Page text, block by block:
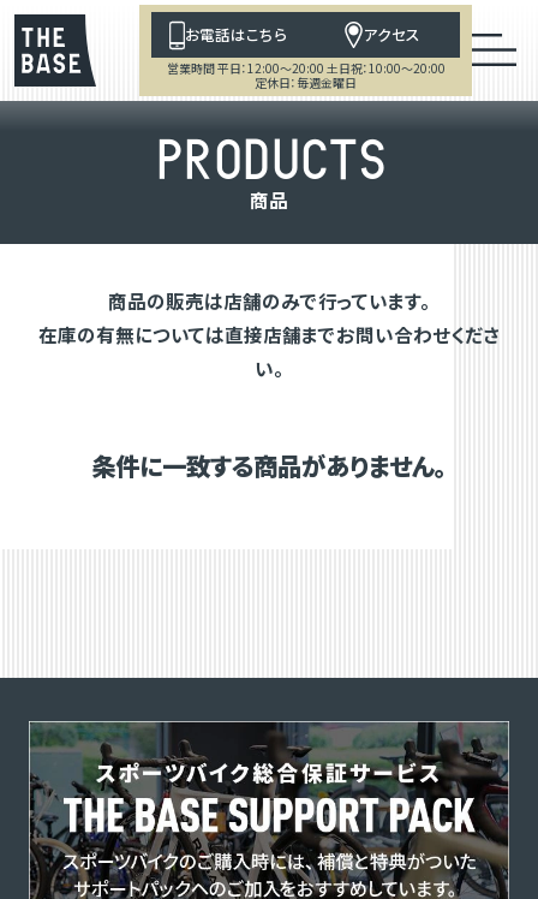
お電話はこちら アクセス
営業時間 平日：12:00～20:00 土日祝：10:00～20:00
定休日：毎週金曜日
PRODUCTS
商品
商品の販売は店舗のみで行っています。
在庫の有無については直接店舗までお問い合わせくださ
い。
条件に一致する商品がありません。